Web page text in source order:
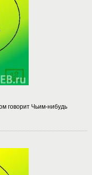
говорит Чьим-нибудь